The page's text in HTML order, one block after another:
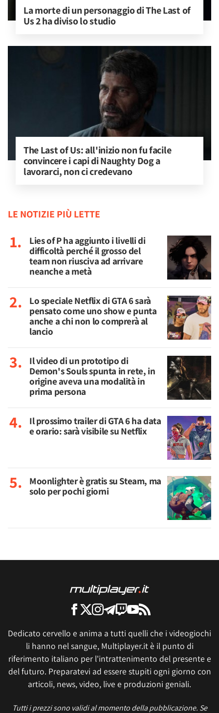
La morte di un personaggio di The Last of
Us 2 ha diviso lo studio
The Last of Us: all'inizio non fu facile
convincere i capi di Naughty Dog a
lavorarci, non ci credevano
LE NOTIZIE PIÙ LETTE
Lies of P ha aggiunto i livelli di
difficoltà perché il grosso del
team non riusciva ad arrivare
neanche a metà
Lo speciale Netflix di GTA 6 sarà
pensato come uno show e punta
anche a chi non lo comprerà al
lancio
Il video di un prototipo di
Demon's Souls spunta in rete, in
origine aveva una modalità in
prima persona
Il prossimo trailer di GTA 6 ha data
e orario: sarà visibile su Netflix
Moonlighter è gratis su Steam, ma
solo per pochi giorni
Dedicato cervello e anima a tutti quelli che i videogiochi
li hanno nel sangue, Multiplayer.it è il punto di
riferimento italiano per l'intrattenimento del presente e
del futuro. Preparatevi ad essere stupiti ogni giorno con
articoli, news, video, live e produzioni geniali.
Tutti i prezzi sono validi al momento della pubblicazione. Se